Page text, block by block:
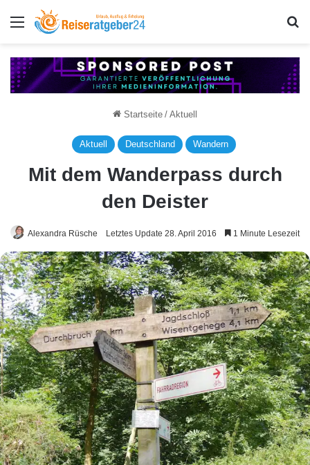
Menü
Startseite / Aktuell
Aktuell Deutschland Wandern
Mit dem Wanderpass durch
den Deister
Alexandra Rüsche Letztes Update 28. April 2016 1 Minute Lesezeit